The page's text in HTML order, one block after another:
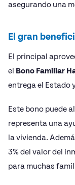
asegurando una
El gran
El principal
el Bono Familiar
entrega el Estado
Este bono puede
representa una
la vivienda.
3% del valor del
para muchas